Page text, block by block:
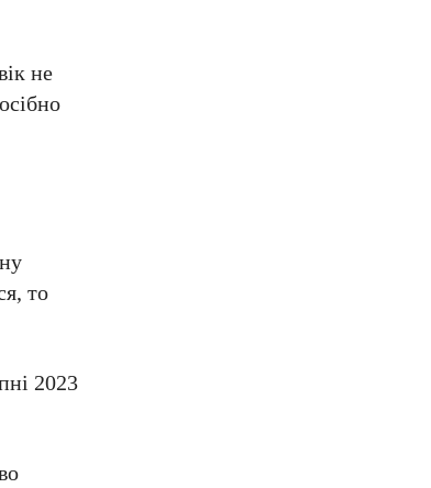
не
то
2023